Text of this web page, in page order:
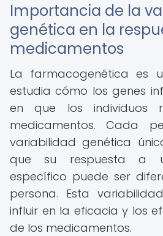
Importancia de la
genética en la
medicamentos
La farmacogenética es
estudia cómo los genes
en que los individuos
medicamentos. Cada
variabilidad genética
que su respuesta a
específico puede ser
persona. Esta
influir en la eficacia y los
de los medicamentos.